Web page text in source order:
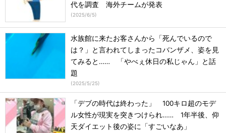
代を調査 海外チームが発表
(2025/6/5)
水族館に来たお客さんから「死んでいるので
は？」と言われてしまったコバンザメ、姿を見
てみると…… 「やべぇ休日の私じゃん」と話
題
(2025/5/25)
「デブの時代は終わった」 100キロ超のモデ
ル女性が現実を突きつけられ…… 1年半後、仰
天ダイエット後の姿に「すごいなあ」